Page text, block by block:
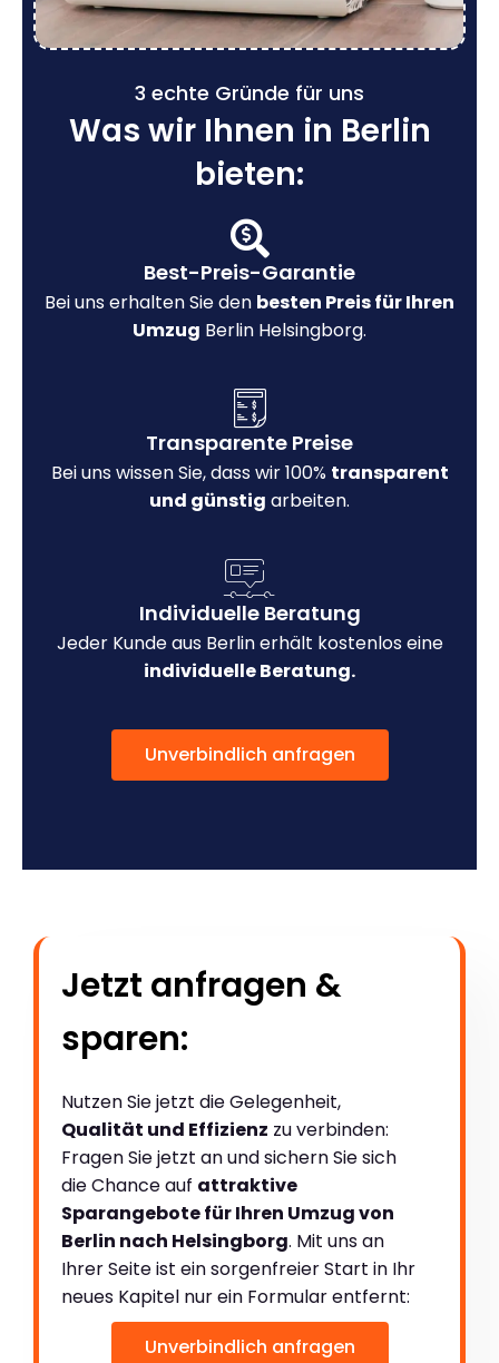
3 echte Gründe für uns
Was wir Ihnen in Berlin
bieten:
Best-Preis-Garantie
Bei uns erhalten Sie den besten Preis für Ihren
Umzug Berlin Helsingborg.
Transparente Preise
Bei uns wissen Sie, dass wir 100% transparent
und günstig arbeiten.
Individuelle Beratung
Jeder Kunde aus Berlin erhält kostenlos eine
individuelle Beratung.
Unverbindlich anfragen
Jetzt anfragen &
sparen:
Nutzen Sie jetzt die Gelegenheit,
Qualität und Effizienz zu verbinden:
Fragen Sie jetzt an und sichern Sie sich
die Chance auf attraktive
Sparangebote für Ihren Umzug von
Berlin nach Helsingborg. Mit uns an
Ihrer Seite ist ein sorgenfreier Start in Ihr
neues Kapitel nur ein Formular entfernt:
Unverbindlich anfragen